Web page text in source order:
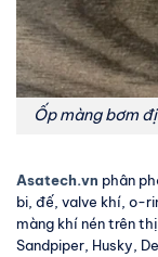
Ốp màng bơm
Asatech.vn phân
bi, đế, valve khí, o-
màng khí nén trên
Sandpiper, Husky,